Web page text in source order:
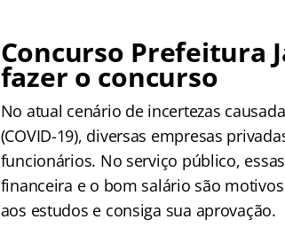
Concurso Prefeitura
fazer o concurso
No atual cenário de incertezas
(COVID-19), diversas empresas
funcionários. No serviço público,
financeira e o bom salário são
aos estudos e consiga sua aprovação.